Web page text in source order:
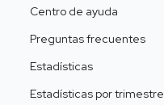
Centro de ayuda
Preguntas frecuentes
Estadísticas
Estadísticas por trimestre